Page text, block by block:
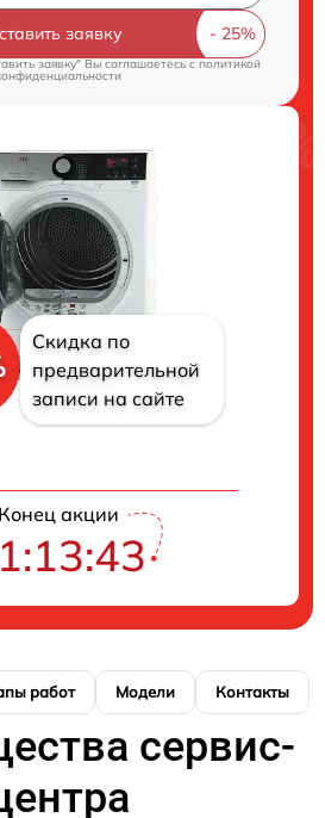
заявку
заявку" Вы соглашаетесь cполитикой
Скидка по
предварительной
записи на сайте
Конец акции
работ Модели Контакты
сервис-